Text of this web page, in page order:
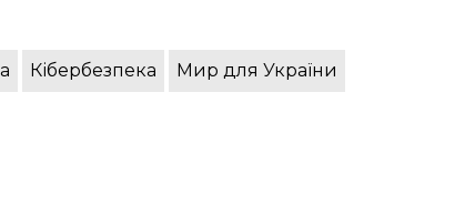
Кібербезпека Мир для України